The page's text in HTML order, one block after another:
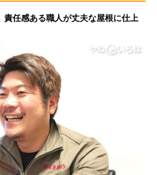
責任感ある職人が丈夫な屋根に仕上